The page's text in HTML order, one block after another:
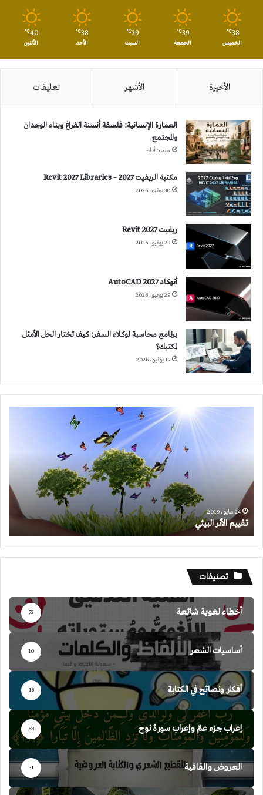
38
℃
الخميس
39
℃
الجمعة
39
℃
السبت
38
℃
الأحد
40
℃
الأثنين
الأخيرة الأشهر تعليقات
العمارة الإنسانية: فلسفة أنسنة الفراغ وبناء الوجدان
والمجتمع
منذ 5 أيام
مكتبة الريفيت 2027 – Revit 2027 Libraries
30 يونيو، 2026
ريفيت 2027 Revit
29 يونيو، 2026
أتوكاد 2027 AutoCAD
29 يونيو، 2026
برنامج محاسبة لوكلاء السفر: كيف تختار الحل الأمثل
لمكتبك؟
17 يونيو، 2026
24 مايو، 2019
تقييم الأثر البيئي
تصنيفات
أخطاء لغوية شائعة 73
أساسيات الشعر 10
أفكار ونصائح في الكتابة 16
إعراب جزء عمّ وإعراب سورة نوح 68
العروض والقافية 31